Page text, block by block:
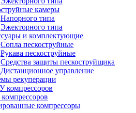
камеры
Напорного типа
Эжекторного типа
и комплектующие
Сопла пескоструйные
Рукава пескоструйные
Средства защиты пескоструйщика
Дистанционное управление
рекуперации
компрессоров
компрессоры